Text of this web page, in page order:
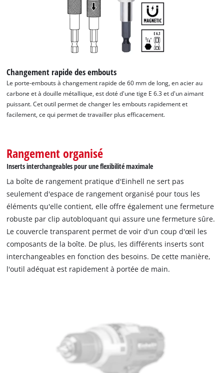
Changement rapide des embouts
Le porte-embouts à changement rapide de 60 mm de long, en acier au
carbone et à douille métallique, est doté d'une tige E 6.3 et d'un aimant
puissant. Cet outil permet de changer les embouts rapidement et
facilement, ce qui permet de travailler plus efficacement.
Rangement organisé
Inserts interchangeables pour une flexibilité maximale
La boîte de rangement pratique d'Einhell ne sert pas
seulement d'espace de rangement organisé pour tous les
éléments qu'elle contient, elle offre également une fermeture
robuste par clip autobloquant qui assure une fermeture sûre.
Le couvercle transparent permet de voir d'un coup d'œil les
composants de la boîte. De plus, les différents inserts sont
interchangeables en fonction des besoins. De cette manière,
l'outil adéquat est rapidement à portée de main.